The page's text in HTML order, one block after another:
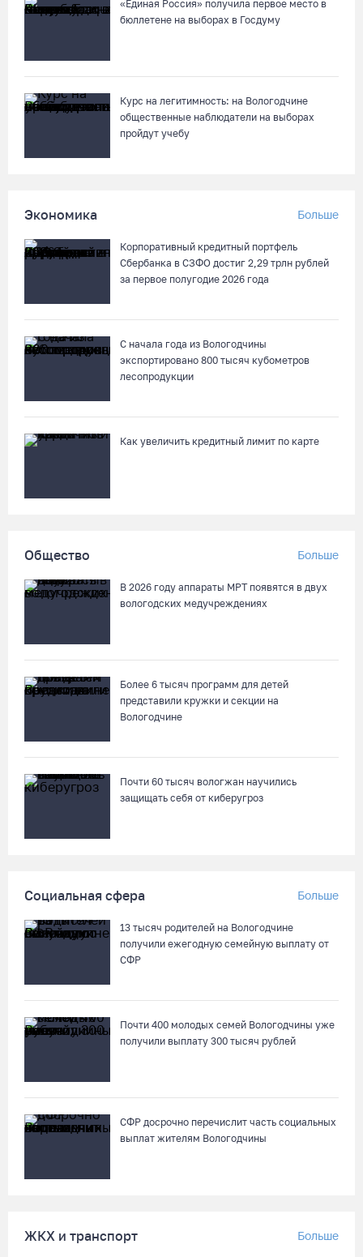
Две телеги «органики» станут главным призом лотереи
8 августа в Череповце пройдет праздник баскетбола и
брейкинга
Заявка на создание университетского кампуса в Череповце
07.08.26 / 17:25
В выходные на Вологодчине станет известен обладатель
футбольного кубка региона
07.08.26 / 16:46
кювет и опрокинулся
07.08.26 / 15:23
07.08.26 / 15:08
Бизнес Северо-Запада столкнулся с более чем 1,5 тысячи
DDoS-атак за шесть месяцев
Завершен первый этап благоустройства прибрежной зоны
Шекснинского водохранилища
07.08.26 / 14:25
07.08.26 / 14:20
В Кириллове впервые пройдет фестиваль «Рэп на Руси» в
честь юбилея города
07.08.26 / 13:40
«Единая Россия» получила первое место в
бюллетене на выборах в Госдуму
Курс на легитимность: на Вологодчине
общественные наблюдатели на выборах
пройдут учебу
Экономика Больше
Корпоративный кредитный портфель
Сбербанка в СЗФО достиг 2,29 трлн рублей
за первое полугодие 2026 года
С начала года из Вологодчины
экспортировано 800 тысяч кубометров
лесопродукции
Как увеличить кредитный лимит по карте
Общество Больше
В 2026 году аппараты МРТ появятся в двух
вологодских медучреждениях
Более 6 тысяч программ для детей
представили кружки и секции на
Вологодчине
Почти 60 тысяч вологжан научились
защищать себя от киберугроз
Социальная сфера Больше
13 тысяч родителей на Вологодчине
получили ежегодную семейную выплату от
СФР
Почти 400 молодых семей Вологодчины уже
получили выплату 300 тысяч рублей
СФР досрочно перечислит часть социальных
выплат жителям Вологодчины
ЖКХ и транспорт Больше